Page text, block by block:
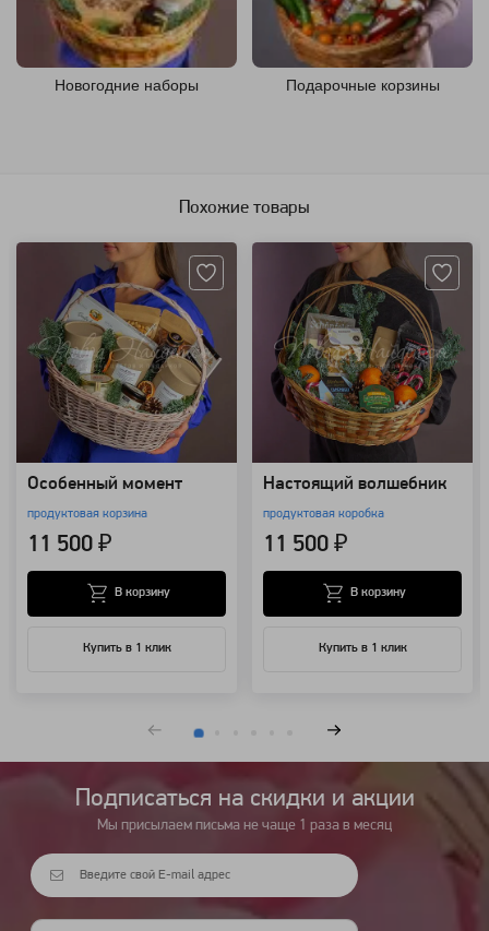
Новогодние наборы Подарочные корзины
Похожие товары
Особенный момент
продуктовая корзина
11 500 ₽
Купить в 1 клик
В корзину
Настоящий волшебник
продуктовая коробка
11 500 ₽
Купить в 1 клик
В корзину
Подписаться на cкидки и акции
Мы присылаем письма не чаще 1 раза в месяц